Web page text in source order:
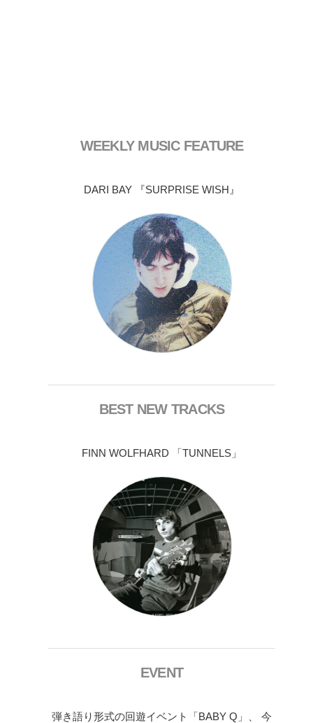
WEEKLY MUSIC FEATURE
DARI BAY 『SURPRISE WISH』
BEST NEW TRACKS
FINN WOLFHARD 「TUNNELS」
EVENT
弾き語り形式の回遊イベント「BABY Q」、 今